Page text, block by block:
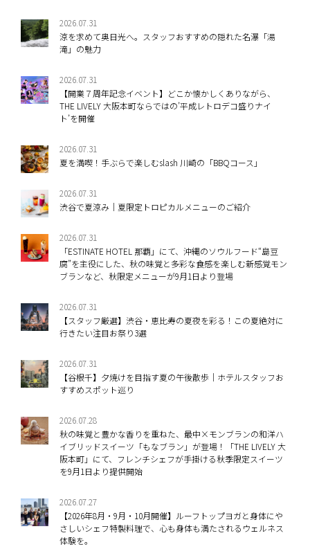
2026.07.31
涼を求めて奥日光へ。スタッフおすすめの隠れた名瀑「湯
滝」の魅力
2026.07.31
【開業７周年記念イベント】どこか懐かしくありながら、
THE LIVELY 大阪本町ならではの’平成レトロデコ盛りナイ
ト’を開催
2026.07.31
夏を満喫！手ぶらで楽しむslash 川崎の「BBQコース」
2026.07.31
渋谷で夏涼み｜夏限定トロピカルメニューのご紹介
2026.07.31
「ESTINATE HOTEL 那覇」にて、沖縄のソウルフード“島豆
腐”を主役にした、秋の味覚と多彩な食感を楽しむ新感覚モン
ブランなど、秋限定メニューが9月1日より登場
2026.07.31
【スタッフ厳選】渋谷・恵比寿の夏夜を彩る！この夏絶対に
行きたい注目お祭り3選
2026.07.31
【谷根千】夕焼けを目指す夏の午後散歩｜ホテルスタッフお
すすめスポット巡り
2026.07.28
秋の味覚と豊かな香りを重ねた、最中×モンブランの和洋ハ
イブリッドスイーツ「もなブラン」が登場！「THE LIVELY 大
阪本町」にて、フレンチシェフが手掛ける秋季限定スイーツ
を9月1日より提供開始
2026.07.27
【2026年8月・9月・10月開催】ルーフトップヨガと身体にや
さしいシェフ特製料理で、心も身体も満たされるウェルネス
体験を。